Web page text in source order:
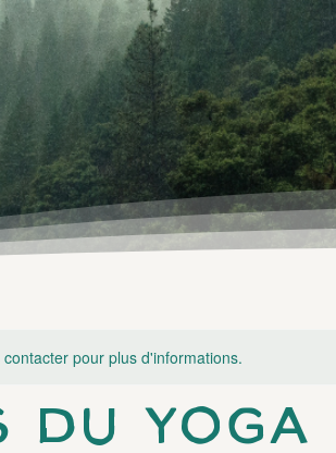
pour plus d'informations.
DU YOGA